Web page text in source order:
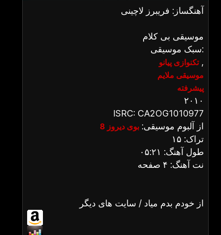
آهنگساز: فریبرز لاچینی
موسیقی بی کلام
سبک موسیقی:
تکنوازی پیانو,
موسیقی ملایم
پیشرفته
۲۰۱۰
ISRC: CA2OG1010977
از آلبوم موسیقی: بوی دیروز 8
تراک: ۱۵
طول آهنگ: ۰۵:۲۱
نت آهنگ: ۴ صفحه
از خودم بدم میاد / سایت های دیگر